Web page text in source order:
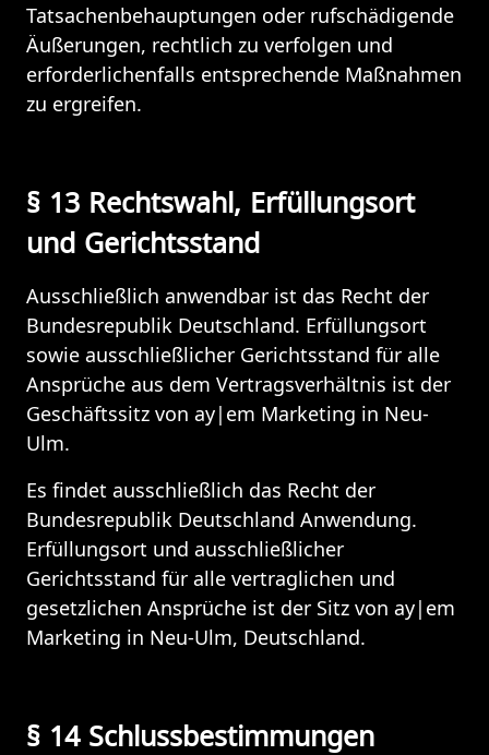
Tatsachenbehauptungen oder rufschädigende
Äußerungen, rechtlich zu verfolgen und
erforderlichenfalls entsprechende Maßnahmen
zu ergreifen.
§ 13 Rechtswahl, Erfüllungsort
und Gerichtsstand
Ausschließlich anwendbar ist das Recht der
Bundesrepublik Deutschland. Erfüllungsort
sowie ausschließlicher Gerichtsstand für alle
Ansprüche aus dem Vertragsverhältnis ist der
Geschäftssitz von ay|em Marketing in Neu-
Ulm.
Es findet ausschließlich das Recht der
Bundesrepublik Deutschland Anwendung.
Erfüllungsort und ausschließlicher
Gerichtsstand für alle vertraglichen und
gesetzlichen Ansprüche ist der Sitz von ay|em
Marketing in Neu-Ulm, Deutschland.
§ 14 Schlussbestimmungen